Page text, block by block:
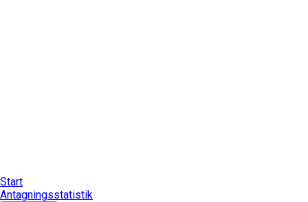
Start
Antagningsstatistik